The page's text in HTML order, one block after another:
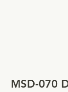
MSD-070